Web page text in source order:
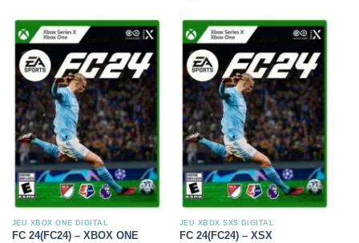
JEU XBOX ONE DIGITAL
FC 24(FC24) – XBOX ONE
JEU XBOX SXS DIGITAL
FC 24(FC24) – XSX